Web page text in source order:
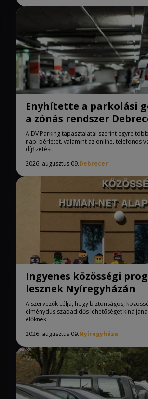
Enyhítette a parkolási
a zónás rendszer
A DV Parking tapasztalatai szerint egyre
napi bérletet, valamint az online, telefonos
díjfizetést.
2026. augusztus 09.Debrecen
Ingyenes közösségi
lesznek Nyíregyházán
A szervezők célja, hogy biztonságos,
élménydús szabadidős lehetőséget
élőknek.
2026. augusztus 09.Nyíregyháza